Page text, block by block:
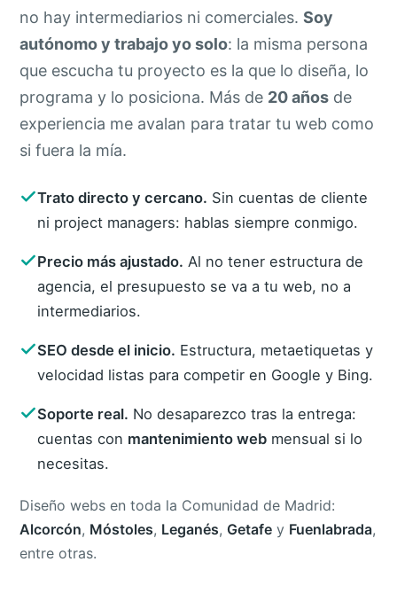
no hay intermediarios ni comerciales. Soy
autónomo y trabajo yo solo: la misma persona
que escucha tu proyecto es la que lo diseña, lo
programa y lo posiciona. Más de 20 años de
experiencia me avalan para tratar tu web como
si fuera la mía.
Trato directo y cercano. Sin cuentas de cliente
ni project managers: hablas siempre conmigo.
Precio más ajustado. Al no tener estructura de
agencia, el presupuesto se va a tu web, no a
intermediarios.
SEO desde el inicio. Estructura, metaetiquetas y
velocidad listas para competir en Google y Bing.
Soporte real. No desaparezco tras la entrega:
cuentas con mantenimiento web mensual si lo
necesitas.
Diseño webs en toda la Comunidad de Madrid:
Alcorcón, Móstoles, Leganés, Getafe y Fuenlabrada,
entre otras.